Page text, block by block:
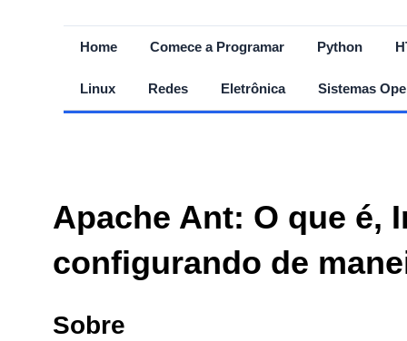
Home Comece a Programar Python
Linux Redes Eletrônica Sistemas
Apache Ant: O que é,
configurando de
Sobre